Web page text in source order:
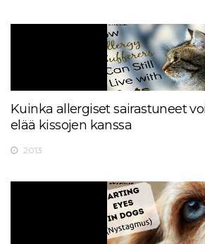
Kuinka allergiset sairastuneet
elää kissojen kanssa
2013